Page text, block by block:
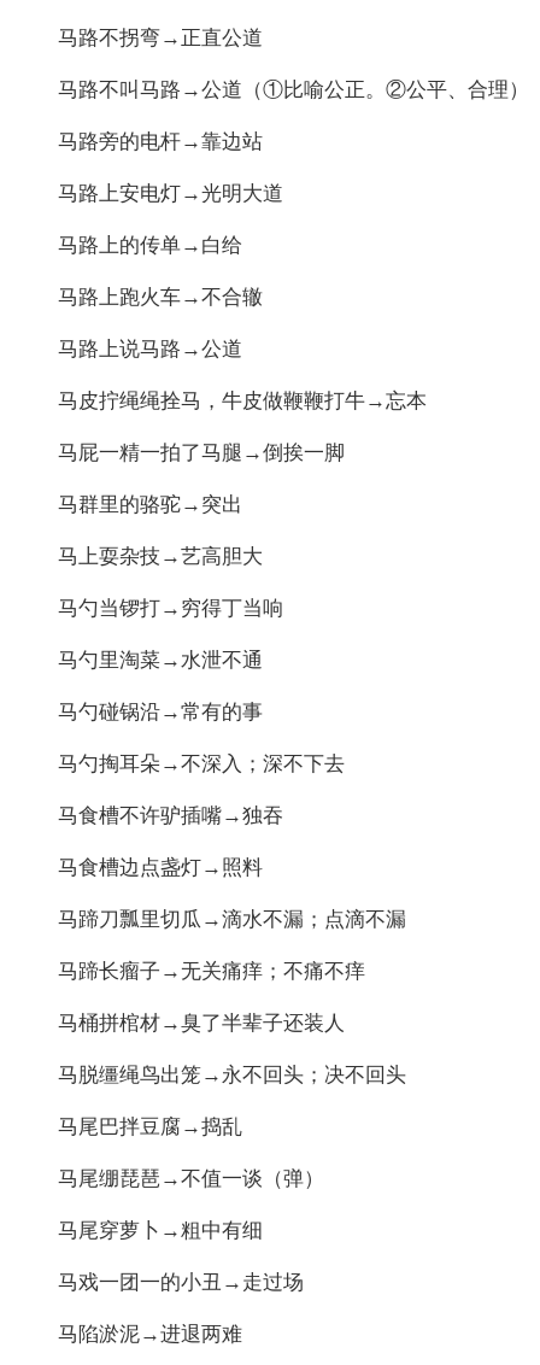
马路不拐弯→正直公道
马路不叫马路→公道（①比喻公正。②公平、合理）
马路旁的电杆→靠边站
马路上安电灯→光明大道
马路上的传单→白给
马路上跑火车→不合辙
马路上说马路→公道
马皮拧绳绳拴马，牛皮做鞭鞭打牛→忘本
马屁一精一拍了马腿→倒挨一脚
马群里的骆驼→突出
马上耍杂技→艺高胆大
马勺当锣打→穷得丁当响
马勺里淘菜→水泄不通
马勺碰锅沿→常有的事
马勺掏耳朵→不深入；深不下去
马食槽不许驴插嘴→独吞
马食槽边点盏灯→照料
马蹄刀瓢里切瓜→滴水不漏；点滴不漏
马蹄长瘤子→无关痛痒；不痛不痒
马桶拼棺材→臭了半辈子还装人
马脱缰绳鸟出笼→永不回头；决不回头
马尾巴拌豆腐→捣乱
马尾绷琵琶→不值一谈（弹）
马尾穿萝卜→粗中有细
马戏一团一的小丑→走过场
马陷淤泥→进退两难